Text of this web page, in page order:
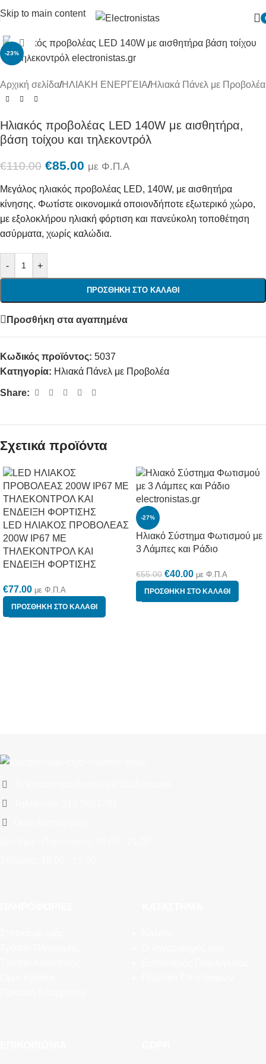
Skip to main content
-23%
Πατήστε για μεγένθυση
Αρχική σελίδα/ΗΛΙΑΚΗ ΕΝΕΡΓΕΙΑ/Ηλιακά Πάνελ με Προβολέα
Ηλιακός προβολέας LED 140W με αισθητήρα,
βάση τοίχου και τηλεκοντρόλ
€110.00 €85.00 με Φ.Π.Α
Μεγάλος ηλιακός προβολέας LED, 140W, με αισθητήρα
κίνησης. Φωτίστε οικονομικά οποιονδήποτε εξωτερικό χώρο,
με εξολοκλήρου ηλιακή φόρτιση και πανεύκολη τοποθέτηση
ασύρματα, χωρίς καλώδια.
- +
ΠΡΟΣΘΉΚΗ ΣΤΟ ΚΑΛΆΘΙ
Προσθήκη στα αγαπημένα
Κωδικός προϊόντος: 5037
Κατηγορία: Ηλιακά Πάνελ με Προβολέα
Share:
Σχετικά προϊόντα
LED ΗΛΙΑΚΟΣ ΠΡΟΒΟΛΕΑΣ
200W IP67 ΜΕ
ΤΗΛΕΚΟΝΤΡΟΛ ΚΑΙ
ΕΝΔΕΙΞΗ ΦΟΡΤΙΣΗΣ
€77.00 με Φ.Π.Α
ΠΡΟΣΘΉΚΗ ΣΤΟ ΚΑΛΆΘΙ
-27%
Ηλιακό Σύστημα Φωτισμού με
3 Λάμπες και Ράδιο
€55.00 €40.00 με Φ.Π.Α
ΠΡΟΣΘΉΚΗ ΣΤΟ ΚΑΛΆΘΙ